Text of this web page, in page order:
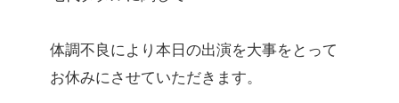
体調不良により本日の出演を大事をとって
お休みにさせていただきます。